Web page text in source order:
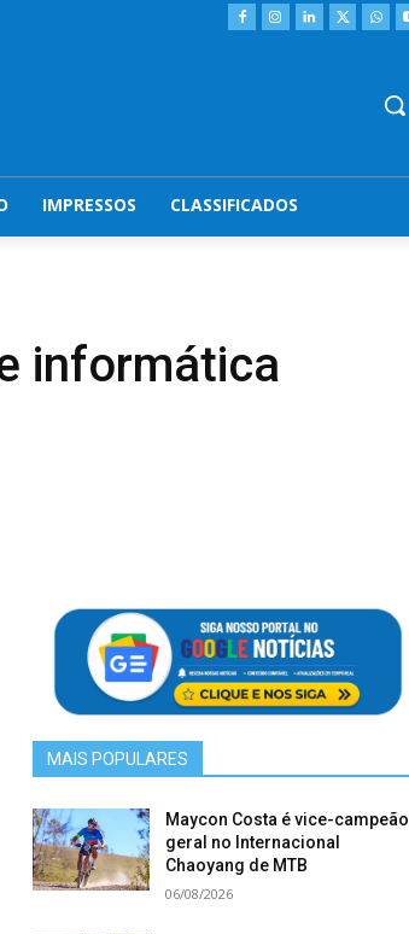
IMPRESSOS CLASSIFICADOS
informática
MAIS POPULARES
Maycon Costa é vice-campeão
geral no Internacional
Chaoyang de MTB
06/08/2026